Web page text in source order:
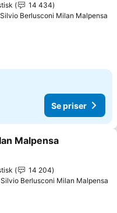
14 434
Berlusconi Milan Malpensa
Se priser
til i favoritter
Malpensa
14 204
Berlusconi Milan Malpensa